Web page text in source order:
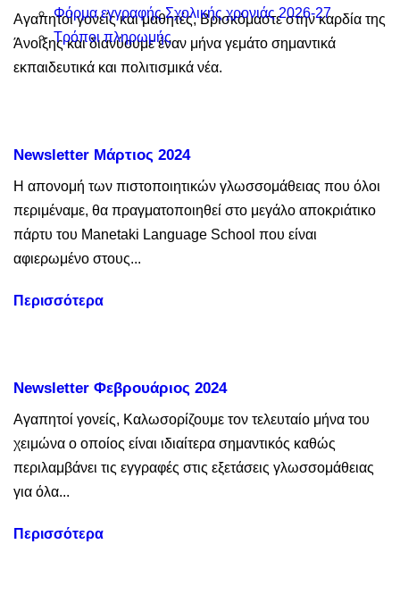
Φόρμα εγγραφής Σχολικής χρονιάς 2026-27
Τρόποι πληρωμής
Αγαπητοί γονείς και μαθητές, Βρισκόμαστε στην καρδία της
Άνοιξης και διανύουμε έναν μήνα γεμάτο σημαντικά
εκπαιδευτικά και πολιτισμικά νέα.
Newsletter Μάρτιος 2024
Η απονομή των πιστοποιητικών γλωσσομάθειας που όλοι
περιμέναμε, θα πραγματοποιηθεί στο μεγάλο αποκριάτικο
πάρτυ του Manetaki Language School που είναι
αφιερωμένο στους...
Περισσότερα
Newsletter Φεβρουάριος 2024
Αγαπητοί γονείς, Καλωσορίζουμε τον τελευταίο μήνα του
χειμώνα ο οποίος είναι ιδιαίτερα σημαντικός καθώς
περιλαμβάνει τις εγγραφές στις εξετάσεις γλωσσομάθειας
για όλα...
Περισσότερα